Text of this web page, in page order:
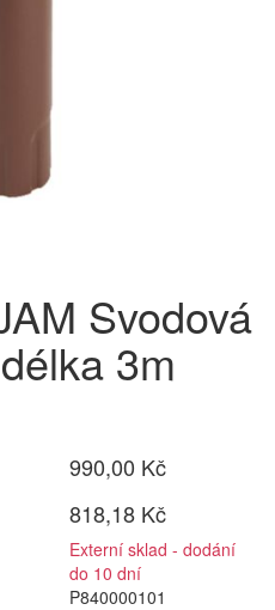
Svodová
3m
990,00 Kč
818,18 Kč
Externí sklad - dodání
do 10 dní
P840000101